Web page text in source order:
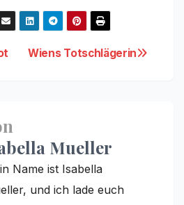
Wiens Totschlägerin
Mueller
Name ist Isabella
und ich lade euch